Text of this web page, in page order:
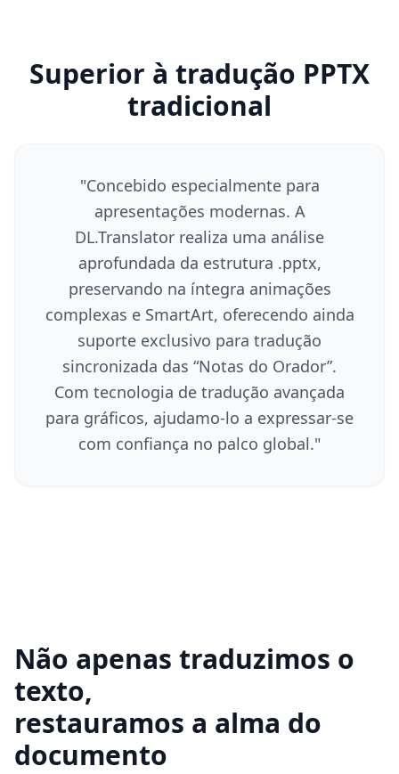
Superior à tradução PPTX
tradicional
"Concebido especialmente para
apresentações modernas. A
DL.Translator realiza uma análise
aprofundada da estrutura .pptx,
preservando na íntegra animações
complexas e SmartArt, oferecendo ainda
suporte exclusivo para tradução
sincronizada das “Notas do Orador”.
Com tecnologia de tradução avançada
para gráficos, ajudamo-lo a expressar-se
com confiança no palco global."
Não apenas traduzimos o
texto,
restauramos a alma do
documento